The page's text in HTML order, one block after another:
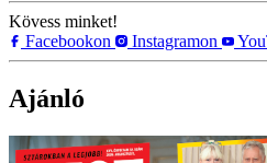
Kövess minket!
Facebookon
Instagramon
Ajánló